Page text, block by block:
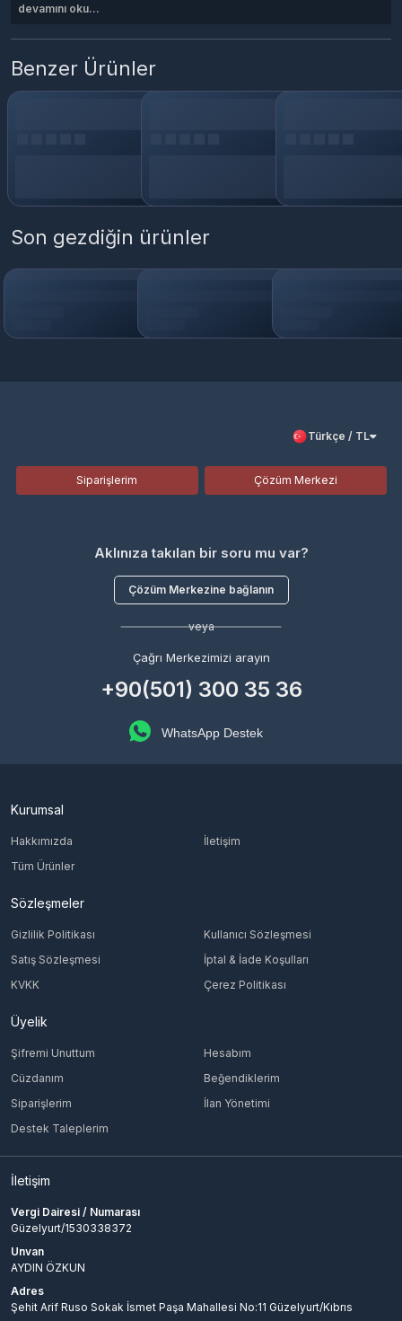
devamını oku...
Benzer Ürünler
Son gezdiğin ürünler
Türkçe / TL
Siparişlerim Çözüm Merkezi
Aklınıza takılan bir soru mu var?
Çözüm Merkezine bağlanın
veya
Çağrı Merkezimizi arayın
+90(501) 300 35 36
WhatsApp Destek
Kurumsal
Hakkımızda
İletişim
Tüm Ürünler
Sözleşmeler
Gizlilik Politikası
Kullanıcı Sözleşmesi
Satış Sözleşmesi
İptal & İade Koşulları
KVKK
Çerez Politikası
Üyelik
Şifremi Unuttum
Hesabım
Cüzdanım
Beğendiklerim
Siparişlerim
İlan Yönetimi
Destek Taleplerim
İletişim
Vergi Dairesi / Numarası
Güzelyurt/1530338372
Unvan
AYDIN ÖZKUN
Adres
Şehit Arif Ruso Sokak İsmet Paşa Mahallesi No:11 Güzelyurt/Kıbrıs